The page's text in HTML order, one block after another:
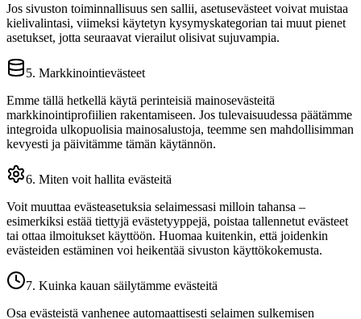
Jos sivuston toiminnallisuus sen sallii, asetusevästeet voivat muistaa
kielivalintasi, viimeksi käytetyn kysymyskategorian tai muut pienet
asetukset, jotta seuraavat vierailut olisivat sujuvampia.
5. Markkinointievästeet
Emme tällä hetkellä käytä perinteisiä mainosevästeitä
markkinointiprofiilien rakentamiseen. Jos tulevaisuudessa päätämme
integroida ulkopuolisia mainosalustoja, teemme sen mahdollisimman
kevyesti ja päivitämme tämän käytännön.
6. Miten voit hallita evästeitä
Voit muuttaa evästeasetuksia selaimessasi milloin tahansa –
esimerkiksi estää tiettyjä evästetyyppejä, poistaa tallennetut evästeet
tai ottaa ilmoitukset käyttöön. Huomaa kuitenkin, että joidenkin
evästeiden estäminen voi heikentää sivuston käyttökokemusta.
7. Kuinka kauan säilytämme evästeitä
Osa evästeistä vanhenee automaattisesti selaimen sulkemisen